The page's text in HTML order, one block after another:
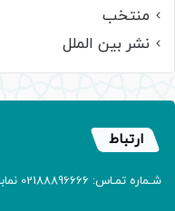
منتخب
نشر بین الملل
ارتباط
شـماره تمـاس: 02188896666 نمابر: 02188905150